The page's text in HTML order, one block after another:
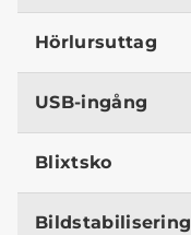
Hörlursuttag
USB-ingång
Blixtsko
Bildstabilisering